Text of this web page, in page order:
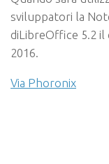
sviluppatori la
diLibreOffice 5.2 il
2016.
Via Phoronix